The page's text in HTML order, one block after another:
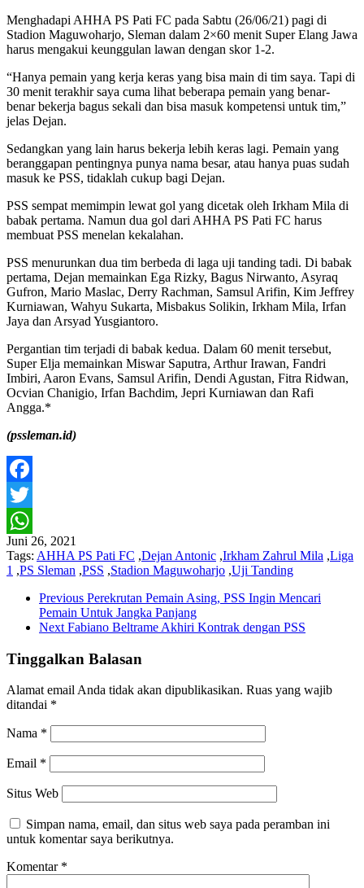
Menghadapi AHHA PS Pati FC pada Sabtu (26/06/21) pagi di
Stadion Maguwoharjo, Sleman dalam 2×60 menit Super Elang Jawa
harus mengakui keunggulan lawan dengan skor 1-2.
“Hanya pemain yang kerja keras yang bisa main di tim saya. Tapi di
30 menit terakhir saya cuma lihat beberapa pemain yang benar-
benar bekerja bagus sekali dan bisa masuk kompetensi untuk tim,”
jelas Dejan.
Sedangkan yang lain harus bekerja lebih keras lagi. Pemain yang
beranggapan pentingnya punya nama besar, atau hanya puas sudah
masuk ke PSS, tidaklah cukup bagi Dejan.
PSS sempat memimpin lewat gol yang dicetak oleh Irkham Mila di
babak pertama. Namun dua gol dari AHHA PS Pati FC harus
membuat PSS menelan kekalahan.
PSS menurunkan dua tim berbeda di laga uji tanding tadi. Di babak
pertama, Dejan memainkan Ega Rizky, Bagus Nirwanto, Asyraq
Gufron, Mario Maslac, Derry Rachman, Samsul Arifin, Kim Jeffrey
Kurniawan, Wahyu Sukarta, Misbakus Solikin, Irkham Mila, Irfan
Jaya dan Arsyad Yusgiantoro.
Pergantian tim terjadi di babak kedua. Dalam 60 menit tersebut,
Super Elja memainkan Miswar Saputra, Arthur Irawan, Fandri
Imbiri, Aaron Evans, Samsul Arifin, Dendi Agustan, Fitra Ridwan,
Ocvian Chanigio, Irfan Bachdim, Jepri Kurniawan dan Rafi
Angga.*
(pssleman.id)
Facebook
Twitter
WhatsApp
Juni 26, 2021
Tags: AHHA PS Pati FC ,Dejan Antonic ,Irkham Zahrul Mila ,Liga
1 ,PS Sleman ,PSS ,Stadion Maguwoharjo ,Uji Tanding
Previous Perekrutan Pemain Asing, PSS Ingin Mencari
Pemain Untuk Jangka Panjang
Next Fabiano Beltrame Akhiri Kontrak dengan PSS
Tinggalkan Balasan
Alamat email Anda tidak akan dipublikasikan. Ruas yang wajib
ditandai *
Nama *
Email *
Situs Web
Simpan nama, email, dan situs web saya pada peramban ini
untuk komentar saya berikutnya.
Komentar *